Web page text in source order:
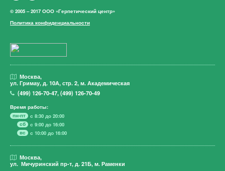
© 2005 – 2017 ООО «Герпетический центр»
Политика конфиденциальности
Москва,
ул. Гримау, д. 10А, стр. 2, м. Академическая
(499)126-70-47,(499)126-70-49
Время работы:
пн-пт
с 8:30 до 20:00
сб
с 9:00 до 16:00
вс
с 10:00 до 16:00
Москва,
ул. Мичуринский пр-т, д. 21Б, м. Раменки